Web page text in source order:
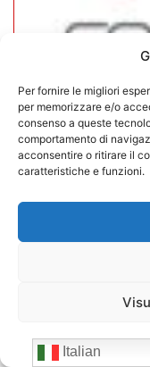
Per fornire le migliori
per memorizzare e/o
consenso a queste
comportamento di
acconsentire o ritirare il
caratteristiche e funzioni.
In
Italian